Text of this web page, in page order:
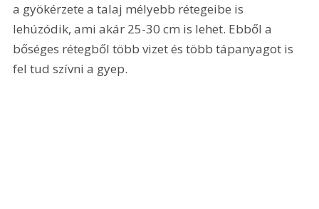
a gyökérzete a talaj mélyebb rétegeibe is
lehúzódik, ami akár 25-30 cm is lehet. Ebből a
bőséges rétegből több vizet és több tápanyagot is
fel tud szívni a gyep.